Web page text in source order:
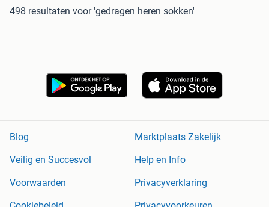
498 resultaten voor 'gedragen heren sokken'
Blog
Marktplaats Zakelijk
Veilig en Succesvol
Help en Info
Voorwaarden
Privacyverklaring